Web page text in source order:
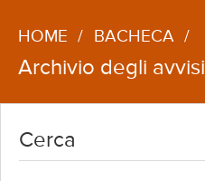
HOME / BACHECA /
Archivio degli avvisi
Cerca